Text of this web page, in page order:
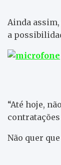
Ainda assim,
a
“Até hoje,
Não quer